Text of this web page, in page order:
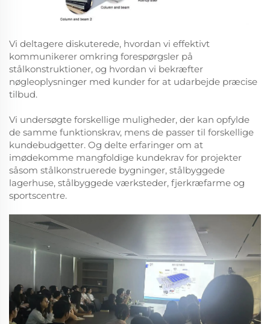
Vi deltagere diskuterede, hvordan vi effektivt
kommunikerer omkring forespørgsler på
stålkonstruktioner, og hvordan vi bekræfter
nøgleoplysninger med kunder for at udarbejde præcise
tilbud.
Vi undersøgte forskellige muligheder, der kan opfylde
de samme funktionskrav, mens de passer til forskellige
kundebudgetter. Og delte erfaringer om at
imødekomme mangfoldige kundekrav for projekter
såsom stålkonstruerede bygninger, stålbyggede
lagerhuse, stålbyggede værksteder, fjerkræfarme og
sportscentre.